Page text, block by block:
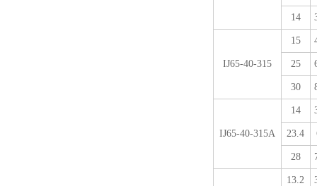
14
IJ65-40-315
15
25
30
IJ65-40-315A
14
23.4
28
13.2